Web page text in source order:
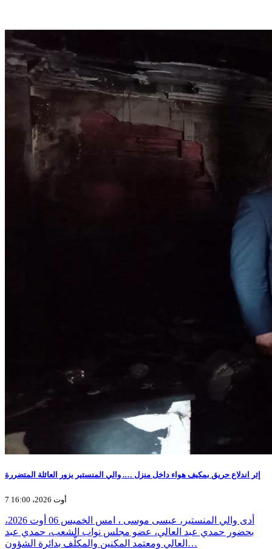
إثر اندلاع حريق بمكيف هواء داخل منزل …. والي المنستير يزور العائلة المتضررة
7 أوت 2026، 16:00
أدى والي المنستير، عيسى موسى ، امس الخميس 06 أوت 2026،
بحضور حمدي عبد العالي، عضو مجلس نواب الشعب، حمدي عبد
العالي ومعتمد المكنين والمكلّف بدائرة الشؤون…